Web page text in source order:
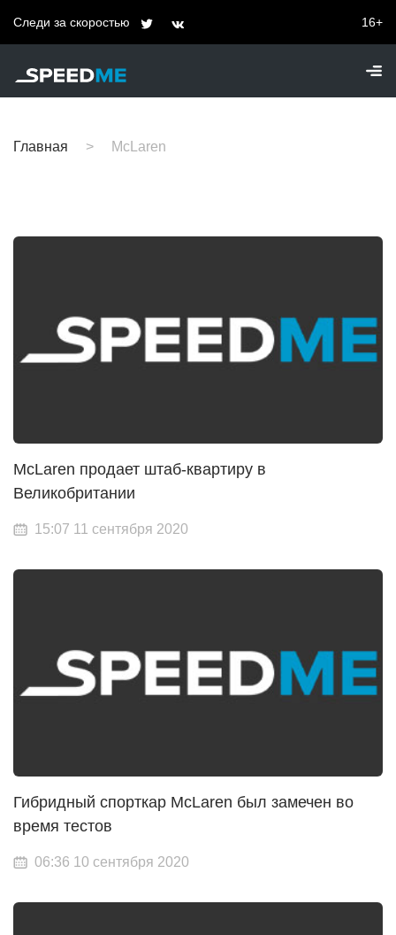
Следи за скоростью 16+
Главная McLaren
McLaren продает штаб-квартиру в
Великобритании
15:07 11 сентября 2020
Гибридный спорткар McLaren был замечен во
время тестов
06:36 10 сентября 2020